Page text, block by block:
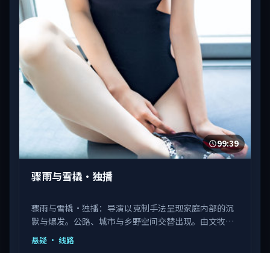
99:39
骤雨与雪橇·独播
骤雨与雪橇·独播：导演以克制手法呈现家庭内部的沉
默与爆发。公路、城市与乡野空间交替出现。由文牧野
执导，秦海璐、文淇、邓恩熙等主演，意大利出品，类
型为悬疑。
悬疑 · 线路